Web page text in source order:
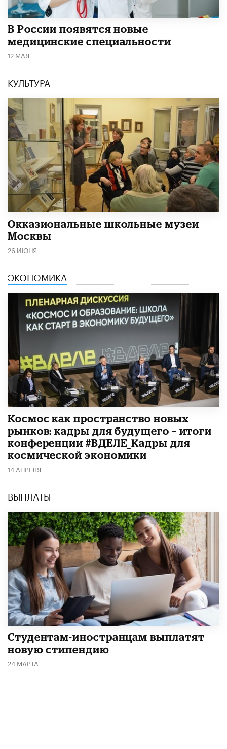
В России появятся новые
медицинские специальности
12 МАЯ
КУЛЬТУРА
​Окказиональные школьные музеи
Москвы
26 ИЮНЯ
ЭКОНОМИКА
Космос как пространство новых
рынков: кадры для будущего – итоги
конференции #ВДЕЛЕ_Кадры для
космической экономики
14 АПРЕЛЯ
ВЫПЛАТЫ
Студентам-иностранцам выплатят
новую стипендию
24 МАРТА